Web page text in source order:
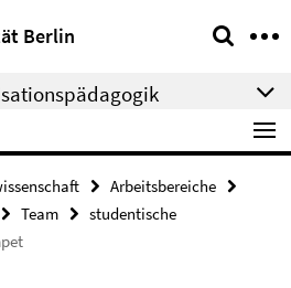
Berlin
Arbeitsbereiche
Team
studentische